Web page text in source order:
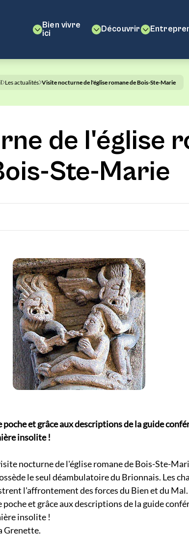
Bien vivre
ici
Découvrir
Les actualités Visite nocturne de l'église romane de Bois-Ste-Marie
de l'église
Ste-Marie
et grâce aux descriptions de la guide
insolite !
nocturne de l'église romane de Bois-Ste-
le seul déambulatoire du Brionnais. Les
l'affrontement des forces du Bien et du Mal.
et grâce aux descriptions de la guide
insolite !
Grenette.